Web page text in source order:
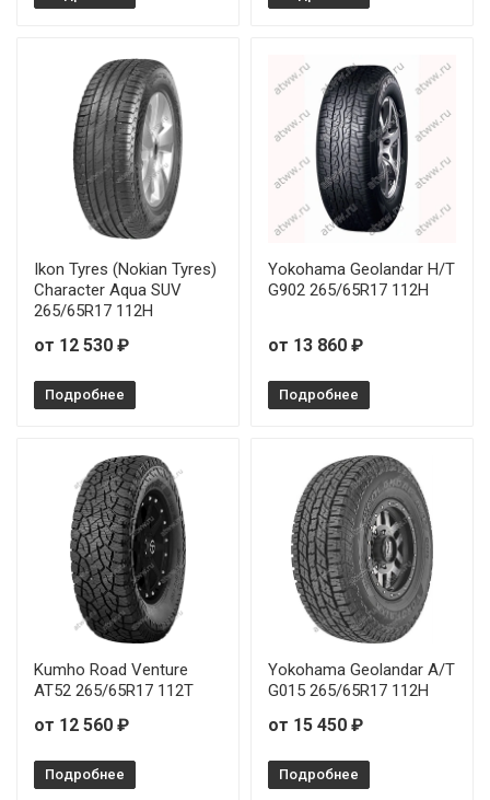
Ikon Tyres (Nokian Tyres)
Character Aqua SUV
265/65R17 112H
от 12 530 ₽
Подробнее
Yokohama Geolandar H/T
G902 265/65R17 112H
от 13 860 ₽
Подробнее
Kumho Road Venture
AT52 265/65R17 112T
от 12 560 ₽
Подробнее
Yokohama Geolandar A/T
G015 265/65R17 112H
от 15 450 ₽
Подробнее